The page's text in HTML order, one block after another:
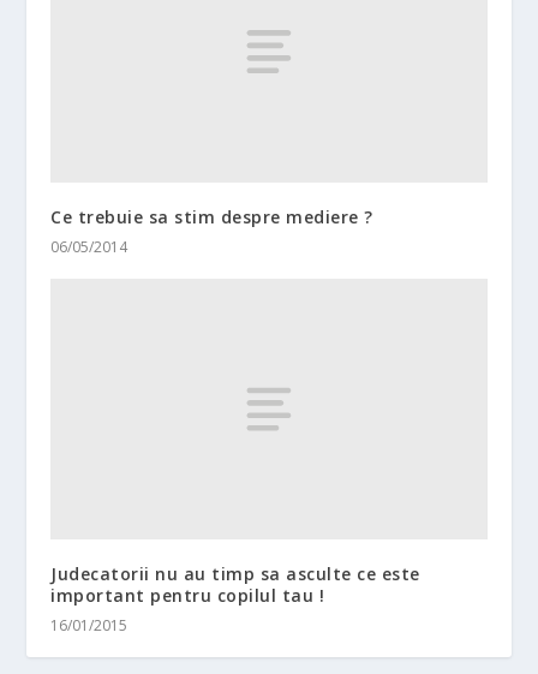
Ce trebuie sa stim despre mediere ?
06/05/2014
Judecatorii nu au timp sa asculte ce este
important pentru copilul tau !
16/01/2015